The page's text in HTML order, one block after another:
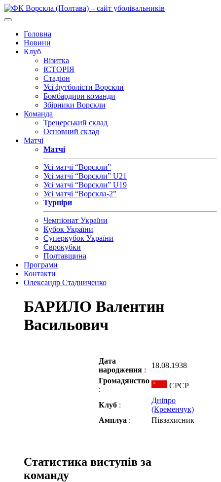
Головна
Новини
Клуб
Візитка
ІСТОРІЯ
Стадіон
Усі футболісти Ворскли
Бомбардири команди
Збірники Ворскли
Команда
Тренерський склад
Основний склад
Матчі
Матчі
Усі матчі “Ворскли”
Усі матчі “Ворскли” U21
Усі матчі “Ворскли” U19
Усі матчі “Ворскла-2”
Турніри
Чемпіонат України
Кубок України
Суперкубок України
Єврокубки
Полтавщина
Програми
Контакти
Олександр Стадниченко
БАРИЛО Валентин
Васильович
Дата
народження :
18.08.1938
Громадянство
:
СРСР
Клуб :
Дніпро
(Кременчук)
Амплуа : Півзахисник
Статистика виступів за
команду